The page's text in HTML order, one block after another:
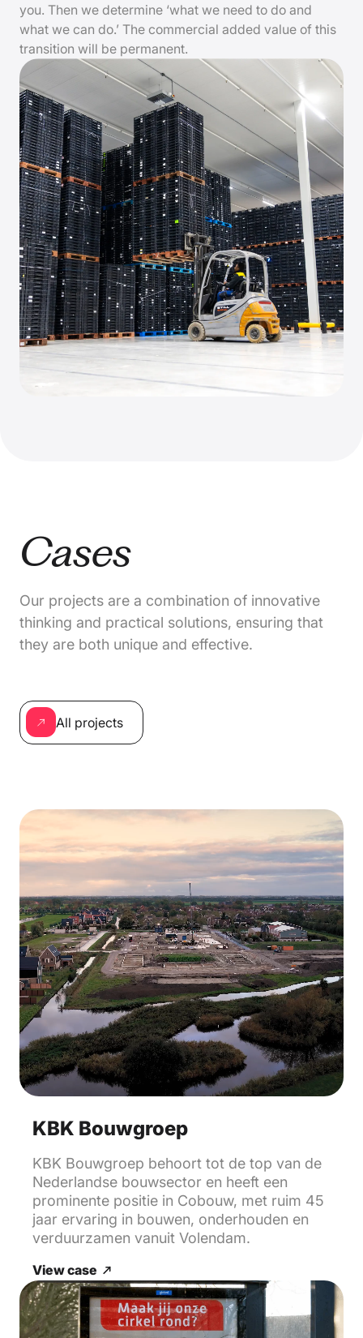
you. Then we determine ‘what we need to do and
what we can do.’ The commercial added value of this
transition will be permanent.
Cases
Our projects are a combination of innovative
thinking and practical solutions, ensuring that
they are both unique and effective.
All projects
KBK Bouwgroep
KBK Bouwgroep behoort tot de top van de
Nederlandse bouwsector en heeft een
prominente positie in Cobouw, met ruim 45
jaar ervaring in bouwen, onderhouden en
verduurzamen vanuit Volendam.
View case